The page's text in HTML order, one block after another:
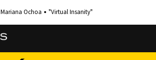
Mariana Ochoa "Virtual Insanity"